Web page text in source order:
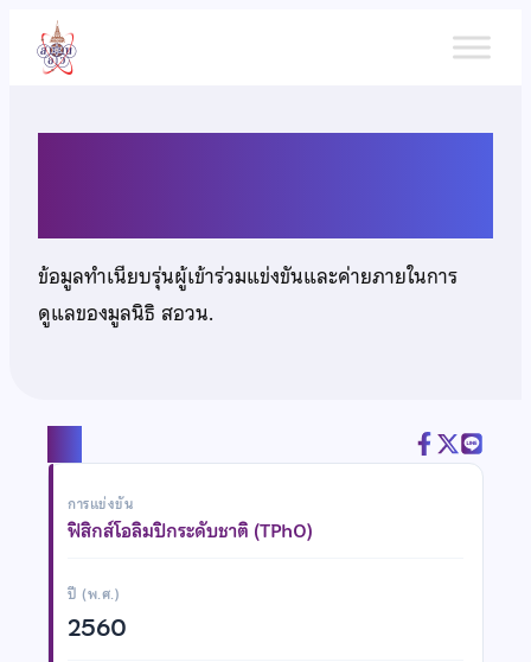
เนื้อหา
ข้อมูลทำเนียบรุ่นผู้เข้าร่วมแข่งขันและค่ายภายในการ
ดูแลของมูลนิธิ สอวน.
การแข่งขัน
ฟิสิกส์โอลิมปิกระดับชาติ (TPhO)
ปี (พ.ศ.)
2560